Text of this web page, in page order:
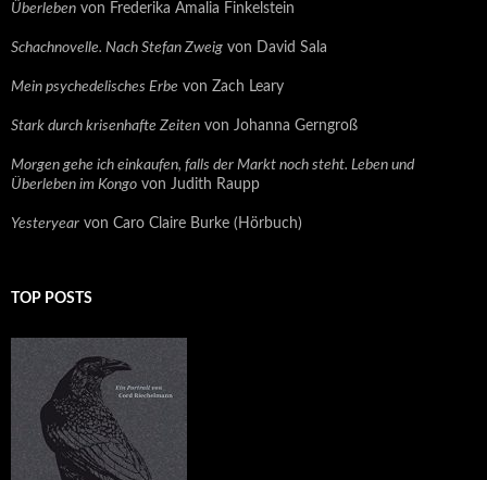
Überleben von Frederika Amalia Finkelstein
Schachnovelle. Nach Stefan Zweig von David Sala
Mein psychedelisches Erbe von Zach Leary
Stark durch krisenhafte Zeiten von Johanna Gerngroß
Morgen gehe ich einkaufen, falls der Markt noch steht. Leben und
Überleben im Kongo von Judith Raupp
Yesteryear von Caro Claire Burke (Hörbuch)
TOP POSTS